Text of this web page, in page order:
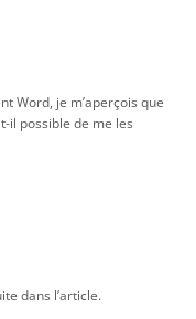
Word, je m’aperçois que
il possible de me les
dans l’article.